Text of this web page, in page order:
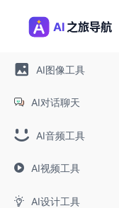
AI图像工具
AI对话聊天
AI音频工具
AI视频工具
AI设计工具